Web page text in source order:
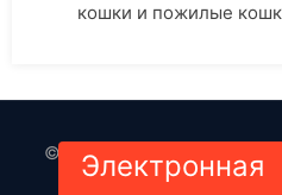
кошки и пожилые
Электронная
© 2023-2024. Все права
Товары для